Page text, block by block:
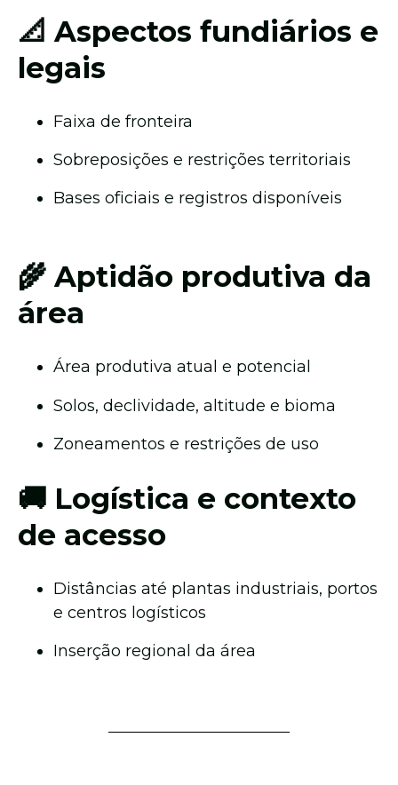
📐 Aspectos fundiários e
legais
Faixa de fronteira
Sobreposições e restrições territoriais
Bases oficiais e registros disponíveis
🌾 Aptidão produtiva da
área
Área produtiva atual e potencial
Solos, declividade, altitude e bioma
Zoneamentos e restrições de uso
🚚 Logística e contexto
de acesso
Distâncias até plantas industriais, portos
e centros logísticos
Inserção regional da área